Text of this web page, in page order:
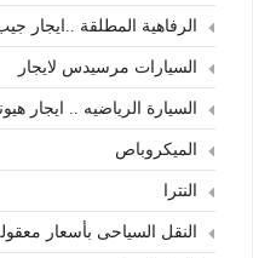
الرفاهية المطلقة ..ايجار
السيارات مرسيدس لايجار
السيارة الرياضيه .. ايجار هيونداي
الميكروباص
النترا
النقل السياحى بأسعار